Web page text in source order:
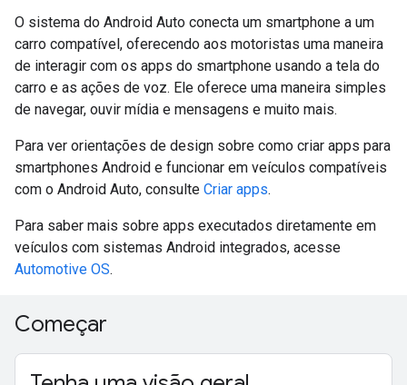
O sistema do Android Auto conecta um smartphone a um
carro compatível, oferecendo aos motoristas uma maneira
de interagir com os apps do smartphone usando a tela do
carro e as ações de voz. Ele oferece uma maneira simples
de navegar, ouvir mídia e mensagens e muito mais.
Para ver orientações de design sobre como criar apps para
smartphones Android e funcionar em veículos compatíveis
com o Android Auto, consulte Criar apps.
Para saber mais sobre apps executados diretamente em
veículos com sistemas Android integrados, acesse
Automotive OS.
Começar